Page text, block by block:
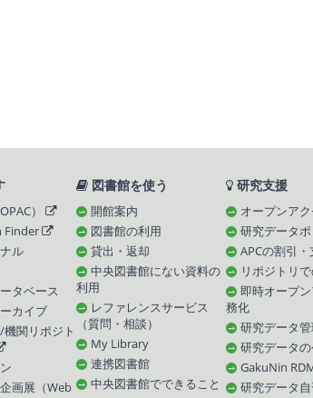
）
Finder
ル
タベース
カイブ
関リポジト
画展（Web
図書館を使う
開館案内
図書館の利用
貸出・返却
中央図書館にない資料の
利用
レファレンスサービス
（質問・相談）
My Library
連携図書館
中央図書館でできること
研究支援
オープンア
研究データ
APCの割引・
リポジトリ
即時オープ
務化
研究データ
研究データ
GakuNin
研究データ